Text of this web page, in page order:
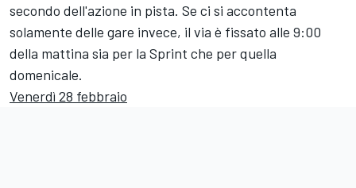
secondo dell'azione in pista. Se ci si accontenta
solamente delle gare invece, il via è fissato alle 9:00
della mattina sia per la Sprint che per quella
domenicale.
Venerdì 28 febbraio